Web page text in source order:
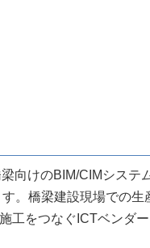
向けのBIM/CIMシステ
。橋梁建設現場での
をつなぐICTベンダ